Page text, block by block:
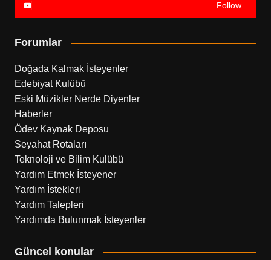
Follow
Forumlar
Doğada Kalmak İsteyenler
Edebiyat Kulübü
Eski Müzikler Nerde Diyenler
Haberler
Ödev Kaynak Deposu
Seyahat Rotaları
Teknoloji ve Bilim Kulübü
Yardım Etmek İsteyener
Yardım İstekleri
Yardım Talepleri
Yardımda Bulunmak İsteyenler
Güncel konular